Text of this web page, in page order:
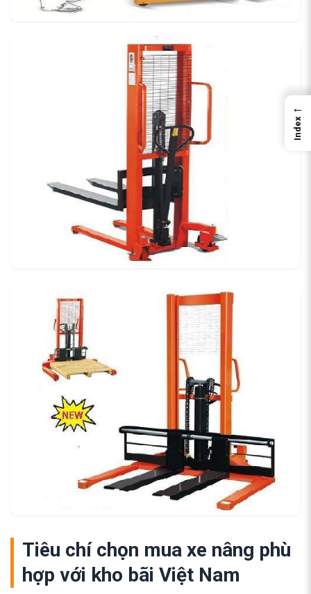
Tiêu chí chọn mua xe nâng phù
hợp với kho bãi Việt Nam
←
Index